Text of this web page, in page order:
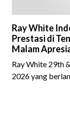
Ray White
Prestasi di
Malam
Ray White 29th
2026 yang
istimewa bagi
Lebih dari 400